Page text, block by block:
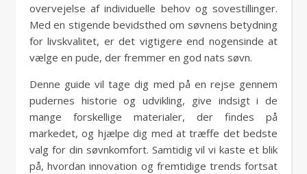
overvejelse af individuelle behov og sovestillinger.
Med en stigende bevidsthed om søvnens betydning
for livskvalitet, er det vigtigere end nogensinde at
vælge en pude, der fremmer en god nats søvn.
Denne guide vil tage dig med på en rejse gennem
pudernes historie og udvikling, give indsigt i de
mange forskellige materialer, der findes på
markedet, og hjælpe dig med at træffe det bedste
valg for din søvnkomfort. Samtidig vil vi kaste et blik
på, hvordan innovation og fremtidige trends fortsat